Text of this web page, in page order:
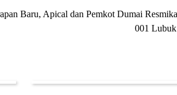
Baru, Apical dan Pemkot Dumai
001